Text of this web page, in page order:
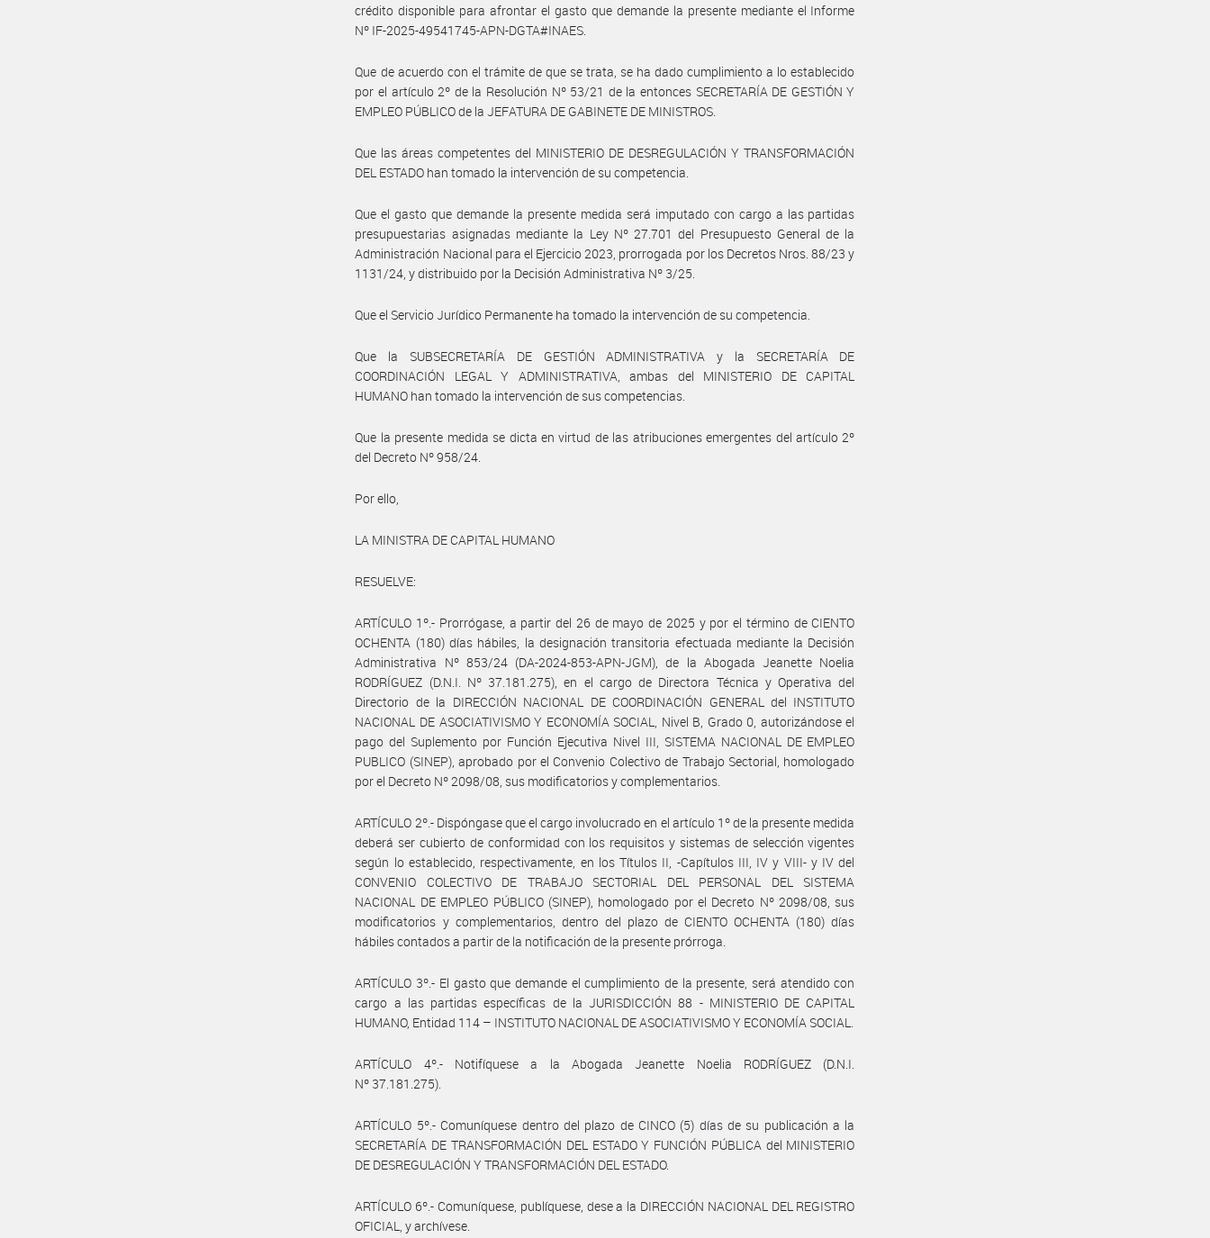
crédito disponible para afrontar el gasto que demande la presente mediante el Informe
Nº IF-2025-49541745-APN-DGTA#INAES.
Que de acuerdo con el trámite de que se trata, se ha dado cumplimiento a lo establecido
por el artículo 2º de la Resolución Nº 53/21 de la entonces SECRETARÍA DE GESTIÓN Y
EMPLEO PÚBLICO de la JEFATURA DE GABINETE DE MINISTROS.
Que las áreas competentes del MINISTERIO DE DESREGULACIÓN Y TRANSFORMACIÓN
DEL ESTADO han tomado la intervención de su competencia.
Que el gasto que demande la presente medida será imputado con cargo a las partidas
presupuestarias asignadas mediante la Ley Nº 27.701 del Presupuesto General de la
Administración Nacional para el Ejercicio 2023, prorrogada por los Decretos Nros. 88/23 y
1131/24, y distribuido por la Decisión Administrativa Nº 3/25.
Que el Servicio Jurídico Permanente ha tomado la intervención de su competencia.
Que la SUBSECRETARÍA DE GESTIÓN ADMINISTRATIVA y la SECRETARÍA DE
COORDINACIÓN LEGAL Y ADMINISTRATIVA, ambas del MINISTERIO DE CAPITAL
HUMANO han tomado la intervención de sus competencias.
Que la presente medida se dicta en virtud de las atribuciones emergentes del artículo 2º
del Decreto Nº 958/24.
Por ello,
LA MINISTRA DE CAPITAL HUMANO
RESUELVE:
ARTÍCULO 1º.- Prorrógase, a partir del 26 de mayo de 2025 y por el término de CIENTO
OCHENTA (180) días hábiles, la designación transitoria efectuada mediante la Decisión
Administrativa Nº 853/24 (DA-2024-853-APN-JGM), de la Abogada Jeanette Noelia
RODRÍGUEZ (D.N.I. Nº 37.181.275), en el cargo de Directora Técnica y Operativa del
Directorio de la DIRECCIÓN NACIONAL DE COORDINACIÓN GENERAL del INSTITUTO
NACIONAL DE ASOCIATIVISMO Y ECONOMÍA SOCIAL, Nivel B, Grado 0, autorizándose el
pago del Suplemento por Función Ejecutiva Nivel III, SISTEMA NACIONAL DE EMPLEO
PUBLICO (SINEP), aprobado por el Convenio Colectivo de Trabajo Sectorial, homologado
por el Decreto Nº 2098/08, sus modificatorios y complementarios.
ARTÍCULO 2º.- Dispóngase que el cargo involucrado en el artículo 1º de la presente medida
deberá ser cubierto de conformidad con los requisitos y sistemas de selección vigentes
según lo establecido, respectivamente, en los Títulos II, -Capítulos III, IV y VIII- y IV del
CONVENIO COLECTIVO DE TRABAJO SECTORIAL DEL PERSONAL DEL SISTEMA
NACIONAL DE EMPLEO PÚBLICO (SINEP), homologado por el Decreto Nº 2098/08, sus
modificatorios y complementarios, dentro del plazo de CIENTO OCHENTA (180) días
hábiles contados a partir de la notificación de la presente prórroga.
ARTÍCULO 3º.- El gasto que demande el cumplimiento de la presente, será atendido con
cargo a las partidas específicas de la JURISDICCIÓN 88 - MINISTERIO DE CAPITAL
HUMANO, Entidad 114 – INSTITUTO NACIONAL DE ASOCIATIVISMO Y ECONOMÍA SOCIAL.
ARTÍCULO 4º.- Notifíquese a la Abogada Jeanette Noelia RODRÍGUEZ (D.N.I.
Nº 37.181.275).
ARTÍCULO 5º.- Comuníquese dentro del plazo de CINCO (5) días de su publicación a la
SECRETARÍA DE TRANSFORMACIÓN DEL ESTADO Y FUNCIÓN PÚBLICA del MINISTERIO
DE DESREGULACIÓN Y TRANSFORMACIÓN DEL ESTADO.
ARTÍCULO 6º.- Comuníquese, publíquese, dese a la DIRECCIÓN NACIONAL DEL REGISTRO
OFICIAL, y archívese.